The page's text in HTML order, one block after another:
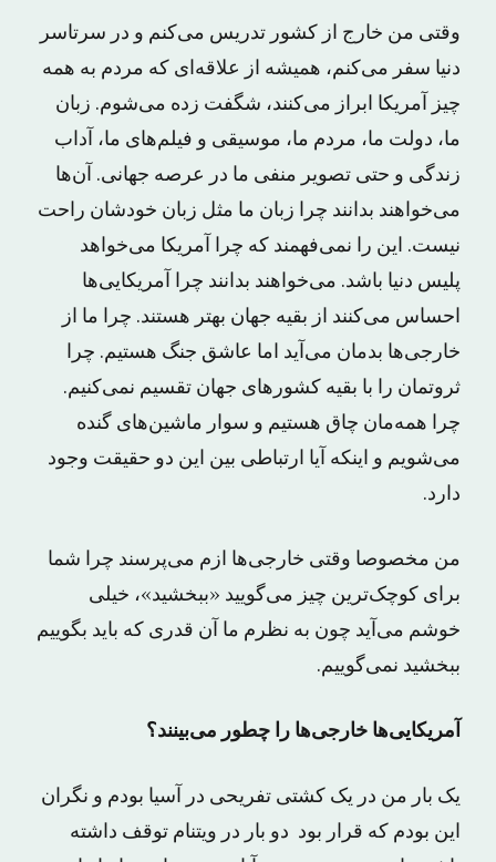
وقتی من خارج از کشور تدریس می‌کنم و در سرتاسر
دنیا سفر می‌کنم، همیشه از علاقه‌ای که مردم به همه
چیز آمریکا ابراز می‌کنند، شگفت زده می‌شوم. زبان
ما، دولت ما، مردم ما، موسیقی و فیلم‌های ما، آداب
زندگی و حتی تصویر منفی ما در عرصه جهانی. آن‌ها
می‌خواهند بدانند چرا زبان ما مثل زبان خودشان راحت
نیست. این را نمی‌فهمند که چرا آمریکا می‌خواهد
پلیس دنیا باشد. می‌خواهند بدانند چرا آمریکایی‌ها
احساس می‌کنند از بقیه جهان بهتر هستند. چرا ما از
خارجی‌ها بدمان می‌آید اما عاشق جنگ هستیم. چرا
ثروتمان را با بقیه کشورهای جهان تقسیم نمی‌کنیم.
چرا همه‌مان چاق هستیم و سوار ماشین‌های گنده
می‌شویم و اینکه آیا ارتباطی بین این دو حقیقت وجود
دارد.
من مخصوصا وقتی خارجی‌ها ازم می‌پرسند چرا شما
برای کوچک‌ترین چیز می‌گویید «ببخشید»، خیلی
خوشم می‌آید چون به نظرم ما آن قدری که باید بگوییم
ببخشید نمی‌گوییم.
آمریکایی‌ها خارجی‌ها را چطور می‌بینند؟
یک بار من در یک کشتی تفریحی در آسیا بودم و نگران
این بودم که قرار بود دو بار در ویتنام توقف داشته